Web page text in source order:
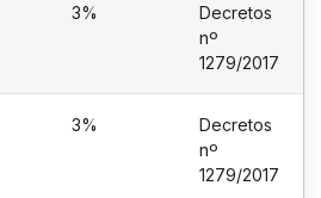
3%
Decretos
nº
1279/2017
3%
Decretos
nº
1279/2017